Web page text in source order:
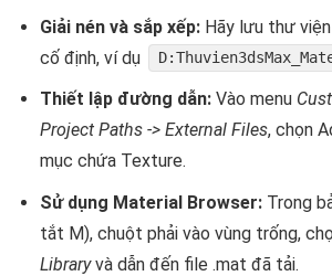
Giải nén và sắp xếp:Hãy lưu thư
cố định, ví dụ
Thiết lập đường dẫn:Vào menu
Project Paths -> External Files, chọn
mục chứa Texture.
Sử dụng Material Browser:Trong
tắt M), chuột phải vào vùng trống,
Libraryvà dẫn đến file .mat đã tải.